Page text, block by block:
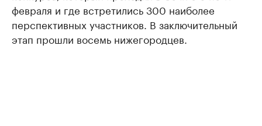
февраля и где встретились 300 наиболее
перспективных участников. В заключительный
этап прошли восемь нижегородцев.